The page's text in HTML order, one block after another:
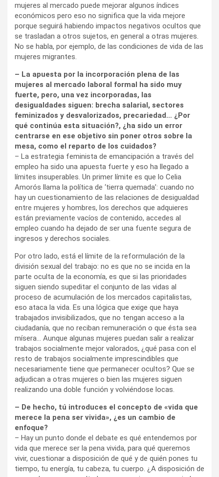
mujeres al mercado puede mejorar algunos índices
económicos pero eso no significa que la vida mejore
porque seguirá habiendo impactos negativos ocultos que
se trasladan a otros sujetos, en general a otras mujeres.
No se habla, por ejemplo, de las condiciones de vida de las
mujeres migrantes.
– La apuesta por la incorporación plena de las
mujeres al mercado laboral formal ha sido muy
fuerte, pero, una vez incorporadas, las
desigualdades siguen: brecha salarial, sectores
feminizados y desvalorizados, precariedad… ¿Por
qué continúa esta situación?, ¿ha sido un error
centrarse en ese objetivo sin poner otros sobre la
mesa, como el reparto de los cuidados?
– La estrategia feminista de emancipación a través del
empleo ha sido una apuesta fuerte y eso ha llegado a
límites insuperables. Un primer límite es que lo Celia
Amorós llama la política de ‘tierra quemada’: cuando no
hay un cuestionamiento de las relaciones de desigualdad
entre mujeres y hombres, los derechos que adquieres
están previamente vacíos de contenido, accedes al
empleo cuando ha dejado de ser una fuente segura de
ingresos y derechos sociales.
Por otro lado, está el límite de la reformulación de la
división sexual del trabajo: no es que no se incida en la
parte oculta de la economía, es que si las prioridades
siguen siendo supeditar el conjunto de las vidas al
proceso de acumulación de los mercados capitalistas,
eso ataca la vida. Es una lógica que exige que haya
trabajados invisibilizados, que no tengan acceso a la
ciudadanía, que no reciban remuneración o que ésta sea
mísera… Aunque algunas mujeres puedan salir a realizar
trabajos socialmente mejor valorados, ¿qué pasa con el
resto de trabajos socialmente imprescindibles que
necesariamente tiene que permanecer ocultos? Que se
adjudican a otras mujeres o bien las mujeres siguen
realizando una doble función y volviéndose locas.
– De hecho, tú introduces el concepto de «vida que
merece la pena ser vivida», ¿es un cambio de
enfoque?
– Hay un punto donde el debate es qué entendemos por
vida que merece ser la pena vivida, para qué queremos
vivir, cuestionar a disposición de qué y de quién pones tu
tiempo, tu energía, tu cabeza, tu cuerpo. ¿A disposición de